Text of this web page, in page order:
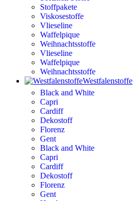
Stoffpakete
Viskosestoffe
Vlieseline
Waffelpique
Weihnachtsstoffe
Vlieseline
Waffelpique
Weihnachtsstoffe
Westfalenstoffe
Black and White
Capri
Cardiff
Dekostoff
Florenz
Gent
Black and White
Capri
Cardiff
Dekostoff
Florenz
Gent